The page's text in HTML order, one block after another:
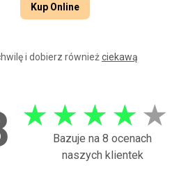
Kup Online
i dobierz równieżciekawą
★ ★ ★ ★ ★
Bazuje na 8 ocenach
naszych klientek